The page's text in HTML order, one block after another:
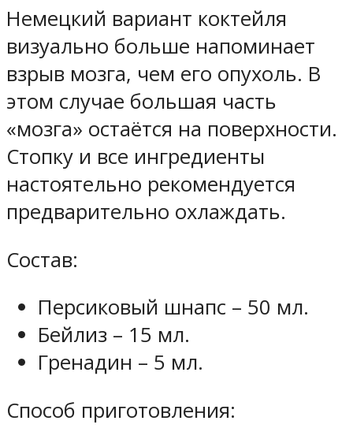
Немецкий вариант коктейля
визуально больше напоминает
взрыв мозга, чем его опухоль. В
этом случае большая часть
«мозга» остаётся на поверхности.
Стопку и все ингредиенты
настоятельно рекомендуется
предварительно охлаждать.
Состав:
Персиковый шнапс – 50 мл.
Бейлиз – 15 мл.
Гренадин – 5 мл.
Способ приготовления: